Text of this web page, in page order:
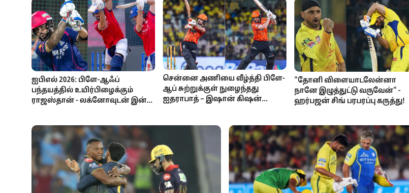
ஐபிஎல் 2026: பிளே-ஆஃப்
பந்தயத்தில் உயிர்பிழைக்கும்
ராஜஸ்தான் - லக்னோவுடன் இன்று
சென்னை அணியை வீழ்த்தி பிளே-
ஆப் சுற்றுக்குள் நுழைந்தது
ஐதராபாத் – இஷான் கிஷன்
"தோனி விளையாடலேன்னா
நானே இழுத்துட்டு வருவேன்" -
ஹர்பஜன் சிங் பரபரப்பு கருத்து!